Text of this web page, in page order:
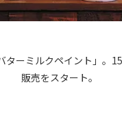
ーミルクペイント」。
販売をスタート。